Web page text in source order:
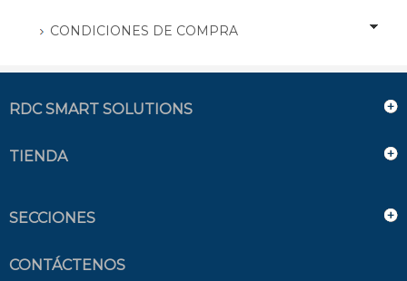
CONDICIONES DE COMPRA
RDC SMART SOLUTIONS
TIENDA
SECCIONES
CONTÁCTENOS